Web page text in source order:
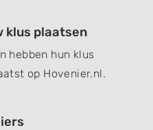
klus plaatsen
hebben hun klus
op Hovenier.nl.